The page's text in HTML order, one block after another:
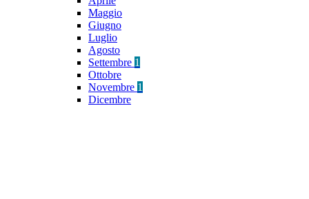
Maggio
Giugno
Luglio
Agosto
Settembre 1
Ottobre
Novembre 1
Dicembre